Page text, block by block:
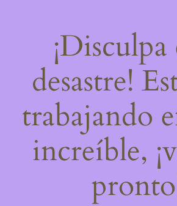
¡Disculpa
desastre!
trabajando
increíble,